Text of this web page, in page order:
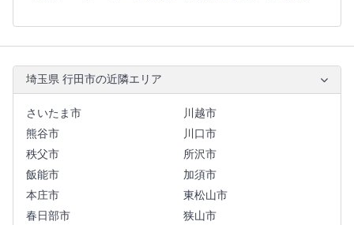
埼玉県 行田市の近隣エリア
さいたま市
川越市
熊谷市
川口市
秩父市
所沢市
飯能市
加須市
本庄市
東松山市
春日部市
狭山市